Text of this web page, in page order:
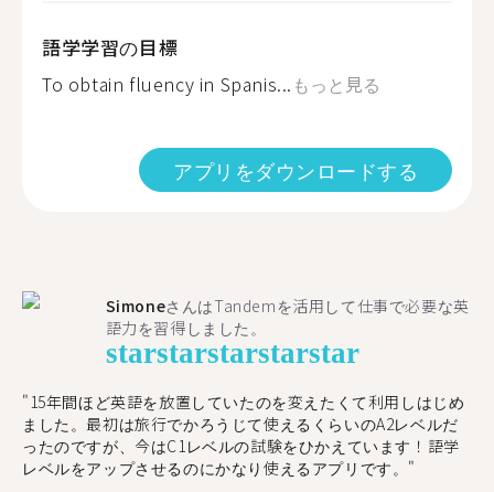
語学学習の目標
To obtain fluency in Spanis... もっと見る
アプリをダウンロードする
SimoneさんはTandemを活用して仕事で必要な英
語力を習得しました。
starstarstarstarstar
"15年間ほど英語を放置していたのを変えたくて利用しはじめ
ました。最初は旅行でかろうじて使えるくらいのA2レベルだ
ったのですが、今はC1レベルの試験をひかえています！語学
レベルをアップさせるのにかなり使えるアプリです。"